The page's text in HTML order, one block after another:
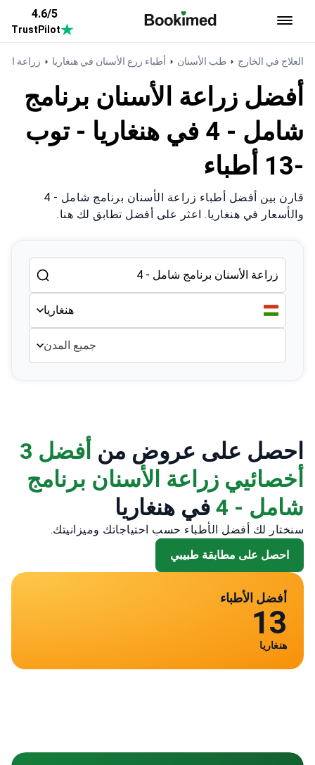
4.6/5
TrustPilot
العلاج في الخارج طب الأسنان أطباء زرع الأسنان في هنغاريا زراعة
أفضل زراعة الأسنان برنامج
شامل - 4 في هنغاريا - توب
-13 أطباء
قارن بين أفضل أطباء زراعة الأسنان برنامج شامل - 4
والأسعار في هنغاريا. اعثر على أفضل تطابق لك هنا.
هنغاريا
جميع المدن
احصل على عروض من
أفضل 3
أخصائيي زراعة الأسنان برنامج
شامل - 4
في هنغاريا
سنختار لك أفضل الأطباء حسب احتياجاتك وميزانيتك.
احصل على مطابقة طبيبي
أفضل الأطباء
13
هنغاريا